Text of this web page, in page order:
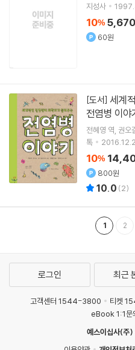
지성사
10% 5,670
60원
[도서]
전염병 이야
전혜영 역 권오
톡
10%
800원
10.0 (2)
1 2
로그인 최근
고객센터 1544-3800 티켓
eBook 1:1문
예스이십사(주)